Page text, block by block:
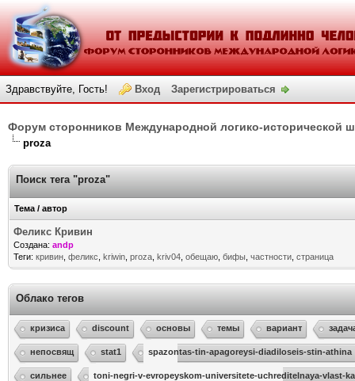
Здравствуйте, Гость! Вход Зарегистрироваться
Форум сторонников Международной логико-исторической
proza
Поиск тега "proza"
Тема / автор
Феликс Кривин
Создана: andp
Теги: кривин феликс kriwin proza kriv04 обещаю бифы частности страница
Облако тегов
кризиса discount основы темы вариант
непосвящ stat1 spazontas-tin-apagoreysi-diadiloseis-stin-athina
сильнее toni-negri-v-evropeyskom-universitete-uchreditelnaya-vlast-